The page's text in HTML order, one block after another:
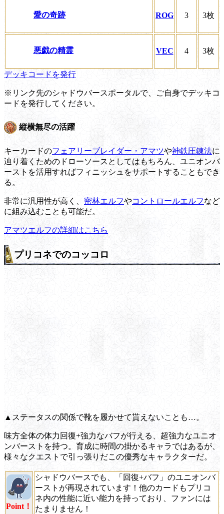
愛の奇跡 ROG 3 3枚
悪戯の精霊 VEC 4 3枚
デッキコードを発行
※リンク先のシャドウバースポータルで、ご自身でデッキコ
ードを発行してください。
縦横無尽の活躍
キーカードのフェアリーブレイダー・アマツや神鉄圧錬法に
辿り着くためのドローソースとしてはもちろん、ユニオンバ
ーストを活用すればフィニッシュをサポートすることもでき
る。
非常に汎用性が高く、 密林エルフやコントロールエルフなど
に組み込むことも可能だ。
アマツエルフの詳細はこちら
プリコネでのコッコロ
▲ステータスの関係で靴を履かせて貰えないことも…。
味方全体の体力回復+強力なバフが行える、超強力なユニオ
ンバーストを持つ。育成に時間の掛かるキャラではあるが、
様々なクエストで引っ張りだこの優秀なキャラクターだ。
Point！
シャドウバースでも、「回復+バフ」のユニオンバ
ーストが再現されています！他のカードもプリコ
ネ内の性能に近い能力を持っており、ファンには
たまりません！